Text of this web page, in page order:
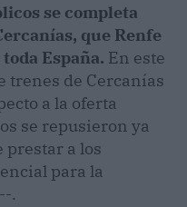
se completa
que Renfe
España. En este
trenes de Cercanías
a la oferta
se repusieron ya
prestar a los
para la
.